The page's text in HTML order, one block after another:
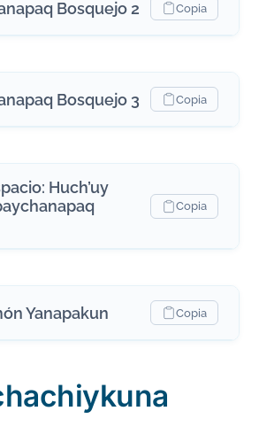
Bosquejo 2 Copia
Bosquejo 3 Copia
Huch’uy
Copia
Yanapakun Copia